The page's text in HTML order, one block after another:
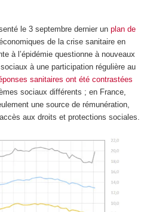
le 3 septembre dernier un plan de
de la crise sanitaire en
à l’épidémie questionne à nouveaux
à une participation régulière au
sanitaires ont été contrastées
sociaux différents ; en France,
une source de rémunération,
aux droits et protections sociales.